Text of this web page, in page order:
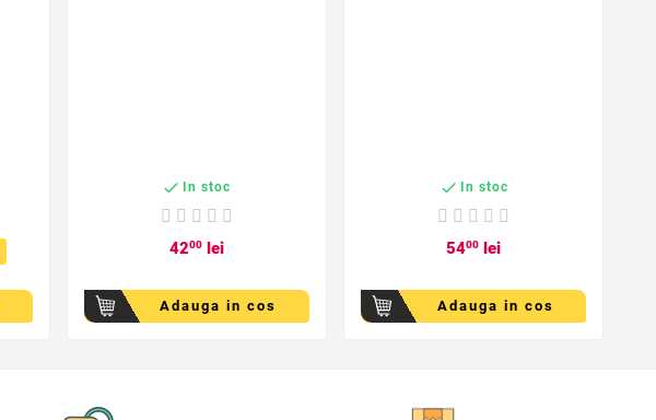
 In stoc
4200lei
Adauga in cos
 In stoc
5400 lei
Adauga in cos